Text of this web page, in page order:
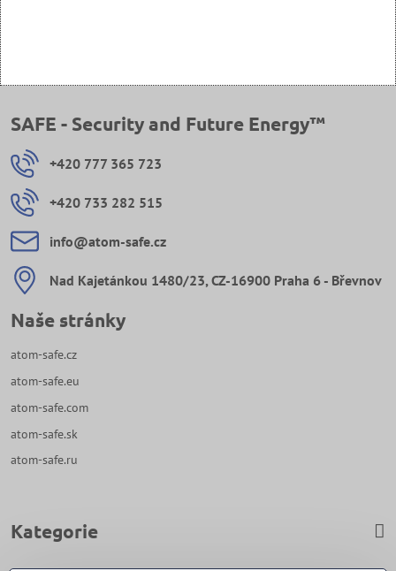
SAFE - Security and Future Energy™
+420 777 365 723
+420 733 282 515
info​@atom-safe​.cz
Nad Kajetánkou 1480/23, CZ-16900 Praha 6 - Břevnov
Naše stránky
atom-safe.cz
atom-safe.eu
atom-safe.com
atom-safe.sk
atom-safe.ru
Kategorie